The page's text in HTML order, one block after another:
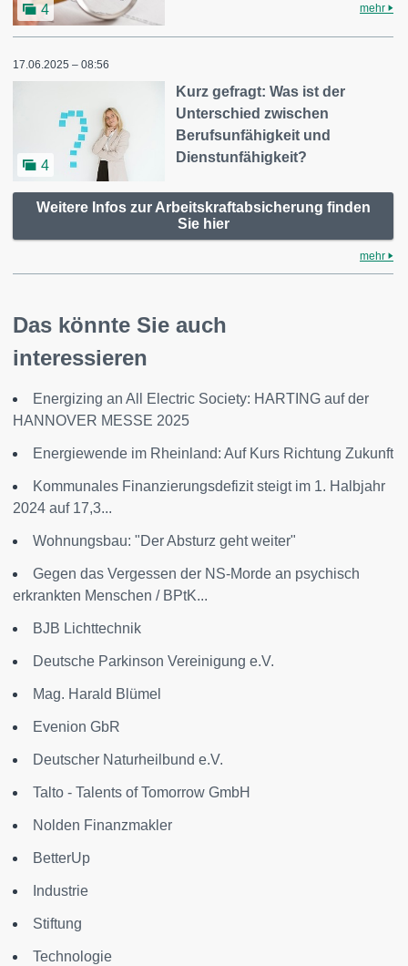
4 mehr
17.06.2025 – 08:56
4
Kurz gefragt: Was ist der
Unterschied zwischen
Berufsunfähigkeit und
Dienstunfähigkeit?
Weitere Infos zur Arbeitskraftabsicherung finden
Sie hier
mehr
Das könnte Sie auch
interessieren
Energizing an All Electric Society: HARTING auf der
HANNOVER MESSE 2025
Energiewende im Rheinland: Auf Kurs Richtung Zukunft
Kommunales Finanzierungsdefizit steigt im 1. Halbjahr
2024 auf 17,3...
Wohnungsbau: "Der Absturz geht weiter"
Gegen das Vergessen der NS-Morde an psychisch
erkrankten Menschen / BPtK...
BJB Lichttechnik
Deutsche Parkinson Vereinigung e.V.
Mag. Harald Blümel
Evenion GbR
Deutscher Naturheilbund e.V.
Talto - Talents of Tomorrow GmbH
Nolden Finanzmakler
BetterUp
Industrie
Stiftung
Technologie